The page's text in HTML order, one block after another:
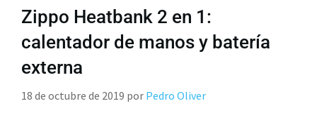
Zippo Heatbank 2 en 1:
calentador de manos y batería
externa
18 de octubre de 2019 por Pedro Oliver